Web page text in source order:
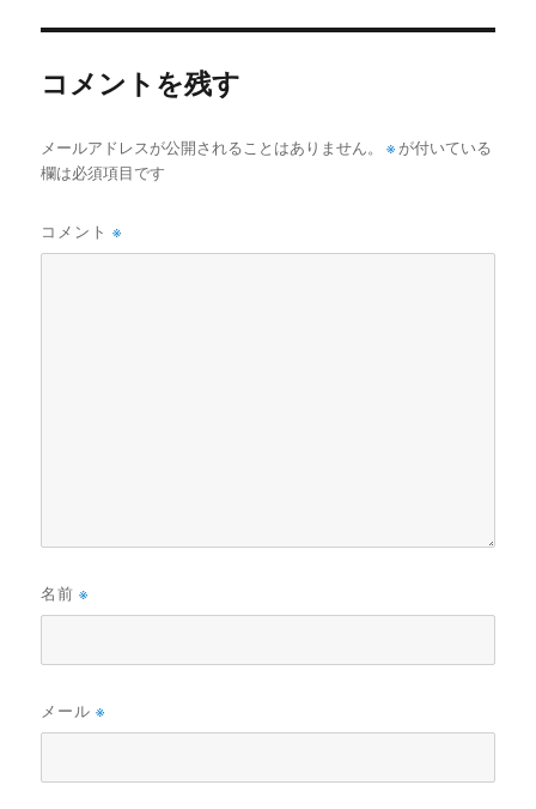
コメントを残す
メールアドレスが公開されることはありません。 ※ が付いている
欄は必須項目です
コメント※
名前※
メール※